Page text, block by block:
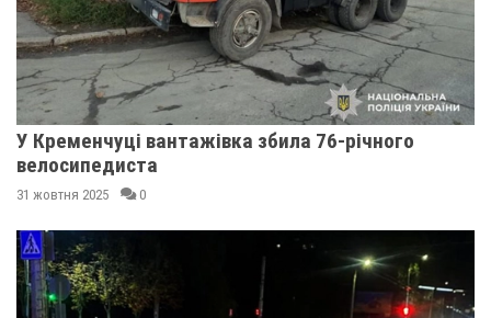
У Кременчуці вантажівка збила 76-річного
велосипедиста
31 жовтня 2025 0